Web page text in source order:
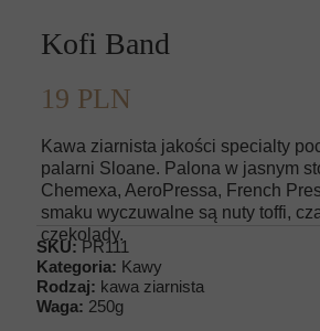
Kids Cross
SKU:PR111
Kategoria: Kawy
Rodzaj: kawa ziarnista
Waga: 250g
Kawa ziarnista jakości specialty
palarni Sloane. Palona w jasnym
Chemexa, AeroPressa, French
smaku wyczuwalne są nuty toffi,
czekolady.
19 PLN
Kofi Band